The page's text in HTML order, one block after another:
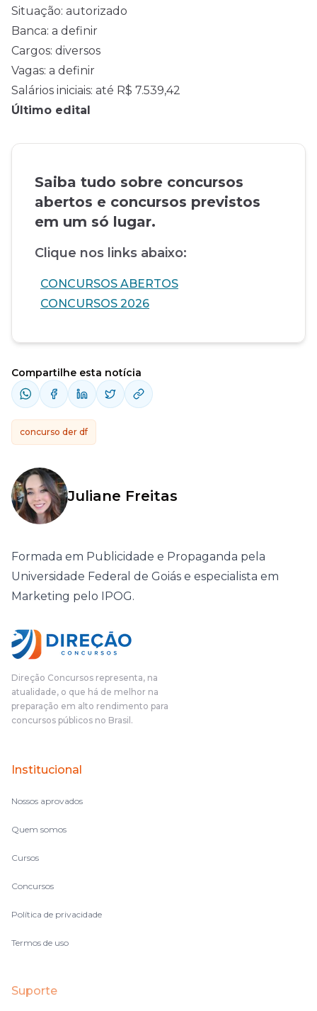
Situação: autorizado
Banca: a definir
Cargos: diversos
Vagas: a definir
Salários iniciais: até R$ 7.539,42
Último edital
Saiba tudo sobre concursos
abertos e concursos previstos
em um só lugar.
Clique nos links abaixo:
CONCURSOS ABERTOS
CONCURSOS 2026
Compartilhe esta notícia
concurso der df
Juliane Freitas
Formada em Publicidade e Propaganda pela
Universidade Federal de Goiás e especialista em
Marketing pelo IPOG.
Direção Concursos representa, na
atualidade, o que há de melhor na
preparação em alto rendimento para
concursos públicos no Brasil.
Institucional
Nossos aprovados
Quem somos
Cursos
Concursos
Política de privacidade
Termos de uso
Suporte